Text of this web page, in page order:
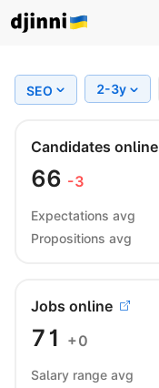
SEO 2-3y
Candidates online
66 -3
Expectations avg
Propositions avg
Jobs online
71 +0
Salary range avg